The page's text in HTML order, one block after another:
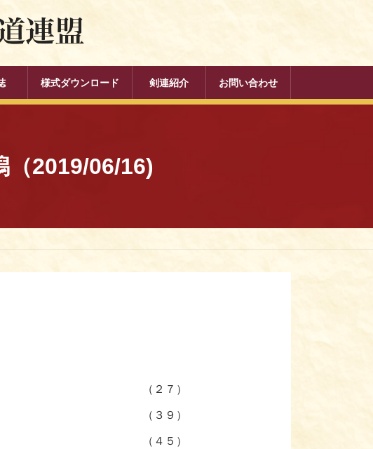
様式ダウンロード 剣連紹介 お問い合わせ
2019/06/16)
（２７）
（３９）
（４５）